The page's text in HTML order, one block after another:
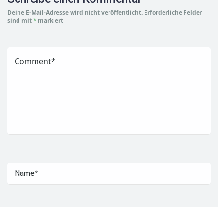
Deine E-Mail-Adresse wird nicht veröffentlicht. Erforderliche Felder
sind mit* markiert